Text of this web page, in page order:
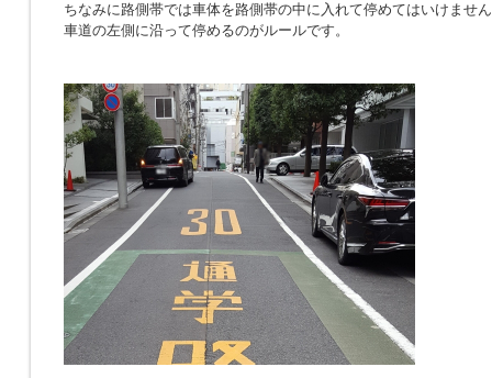
ちなみに路側帯では車体を路側帯の中に入れて停めてはいけませ
車道の左側に沿って停めるのがルールです。